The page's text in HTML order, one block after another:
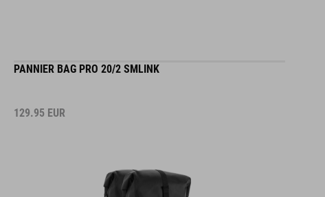
PANNIER BAG PRO 20/2 SMLINK
129.95 EUR